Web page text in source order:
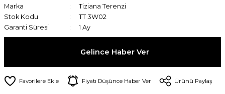
Marka
Tiziana Terenzi
Stok Kodu
TT 3W02
Garanti Süresi
1 Ay
Gelince Haber Ver
Fiyatı Düşünce Haber Ver Ürünü Paylaş